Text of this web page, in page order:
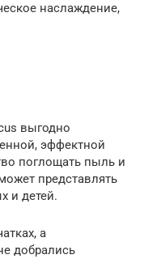
наслаждение,
выгодно
эффектной
поглощать пыль и
представлять
и детей.
а
добрались